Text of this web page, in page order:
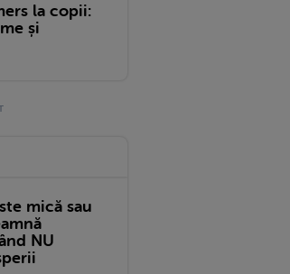
la copii:
și
mică sau
NU